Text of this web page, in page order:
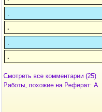
.
.
Смотреть все комментарии (25)
Работы, похожие на Реферат: А.